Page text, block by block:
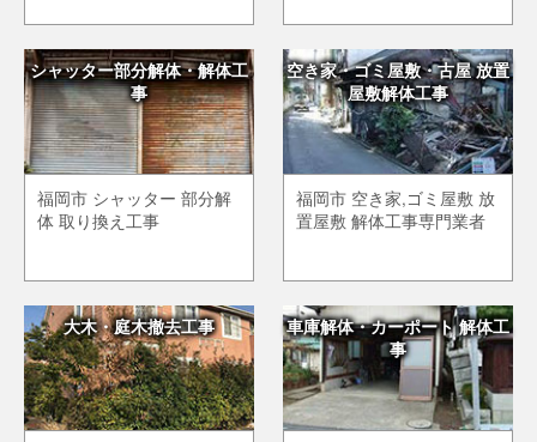
シャッター部分解体・解体工
事
福岡市 シャッター 部分解
体 取り換え工事
空き家・ゴミ屋敷・古屋 放置
屋敷解体工事
福岡市 空き家,ゴミ屋敷 放
置屋敷 解体工事専門業者
大木・庭木撤去工事
車庫解体・カーポート 解体工
事